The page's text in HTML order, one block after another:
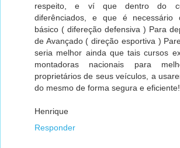
respeito, e ví que dentro do
diferênciados, e que é necessário
básico ( difereção defensiva ) Para
de Avançado ( direção esportiva )
seria melhor ainda que tais cursos
montadoras nacionais para
proprietários de seus veículos, a
do mesmo de forma segura e eficiente!
Henrique
Responder